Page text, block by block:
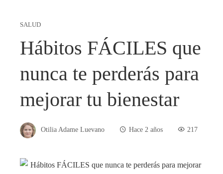
SALUD
Hábitos FÁCILES que
nunca te perderás para
mejorar tu bienestar
Otilia Adame Luevano Hace 2 años 217